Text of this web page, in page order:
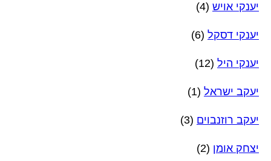
יענקי אויש (4)
יענקי דסקל (6)
יענקי היל (12)
יעקב ישראל (1)
יעקב רוזנבוים (3)
יצחק אומן (2)